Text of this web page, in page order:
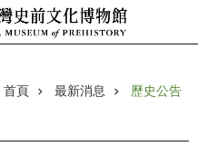
首頁 最新消息 歷史公告